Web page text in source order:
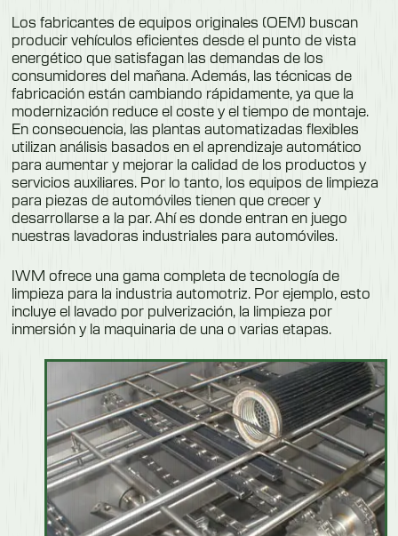
Los fabricantes de equipos originales (OEM) buscan
producir vehículos eficientes desde el punto de vista
energético que satisfagan las demandas de los
consumidores del mañana. Además, las técnicas de
fabricación están cambiando rápidamente, ya que la
modernización reduce el coste y el tiempo de montaje.
En consecuencia, las plantas automatizadas flexibles
utilizan análisis basados en el aprendizaje automático
para aumentar y mejorar la calidad de los productos y
servicios auxiliares. Por lo tanto, los equipos de limpieza
para piezas de automóviles tienen que crecer y
desarrollarse a la par. Ahí es donde entran en juego
nuestras lavadoras industriales para automóviles.
IWM ofrece una gama completa de tecnología de
limpieza para la industria automotriz. Por ejemplo, esto
incluye el lavado por pulverización, la limpieza por
inmersión y la maquinaria de una o varias etapas.